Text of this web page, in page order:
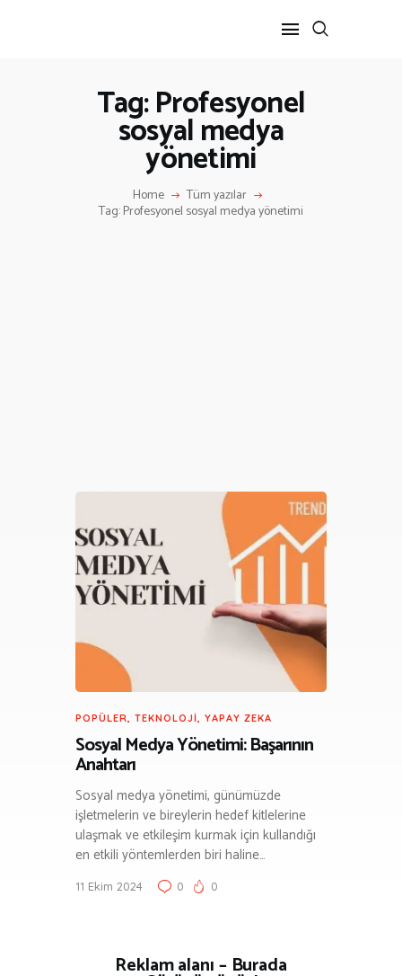
Tag: Profesyonel
sosyal medya
yönetimi
Home Tüm yazılar
Tag: Profesyonel sosyal medya yönetimi
ANA SAYFA
HAKKIMIZDA
POPÜLER, TEKNOLOJI, YAPAY ZEKA
Sosyal Medya Yönetimi: Başarının
Anahtarı
Sosyal medya yönetimi, günümüzde
işletmelerin ve bireylerin hedef kitlelerine
ulaşmak ve etkileşim kurmak için kullandığı
en etkili yöntemlerden biri haline…
11 Ekim 2024 0 0
Reklam alanı – Burada